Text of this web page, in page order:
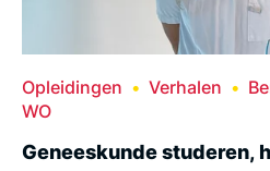
Opleidingen Verhalen
WO
Geneeskunde studeren,